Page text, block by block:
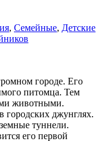
, Семейные, Детские
городе. Его
питомца. Тем
животными.
городских джунглях.
туннели.
его первой